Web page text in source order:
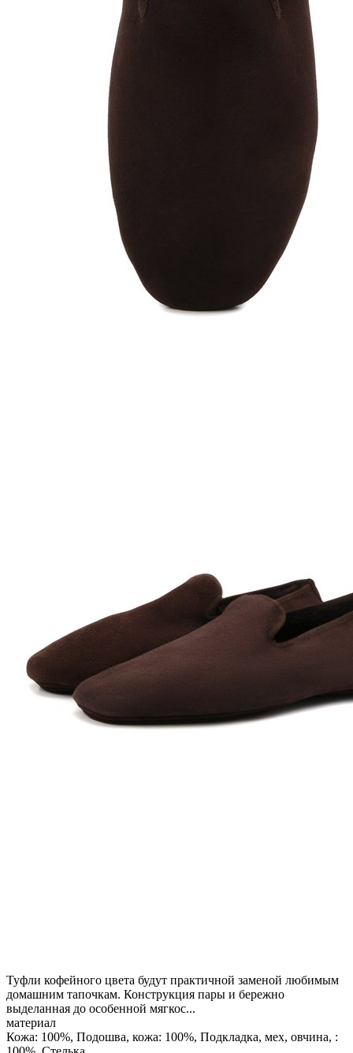
Туфли кофейного цвета будут практичной заменой любимым
домашним тапочкам. Конструкция пары и бережно
выделанная до особенной мягкос...
материал
Кожа: 100%, Подошва, кожа: 100%, Подкладка, мех, овчина, :